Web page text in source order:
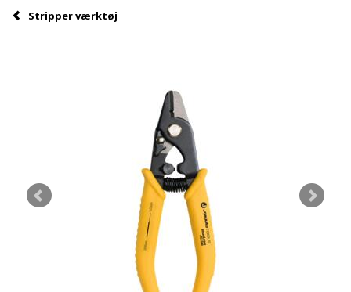
Stripper værktøj